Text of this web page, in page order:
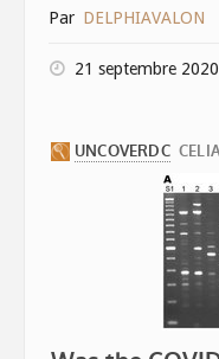
Par DELPHIAVALON
21 septembre 2020